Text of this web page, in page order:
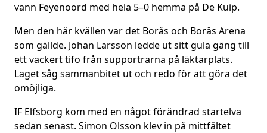
vann Feyenoord med hela 5–0 hemma på De Kuip.
Men den här kvällen var det Borås och Borås Arena
som gällde. Johan Larsson ledde ut sitt gula gäng till
ett vackert tifo från supportrarna på läktarplats.
Laget såg sammanbitet ut och redo för att göra det
omöjliga.
IF Elfsborg kom med en något förändrad startelva
sedan senast. Simon Olsson klev in på mittfältet